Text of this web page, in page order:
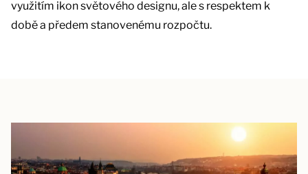
využitím ikon světového designu, ale s respektem k
době a předem stanovenému rozpočtu.